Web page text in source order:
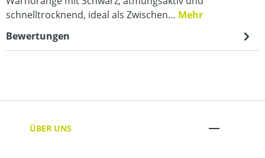
schnelltrocknend, ideal als Zwischen… Mehr
Bewertungen
ÜBER UNS